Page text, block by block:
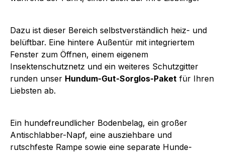
Dazu ist dieser Bereich selbstverständlich heiz- und
belüftbar. Eine hintere Außentür mit integriertem
Fenster zum Öffnen, einem eigenem
Insektenschutznetz und ein weiteres Schutzgitter
runden unser Hundum-Gut-Sorglos-Paket für Ihren
Liebsten ab.
Ein hundefreundlicher Bodenbelag, ein großer
Antischlabber-Napf, eine ausziehbare und
rutschfeste Rampe sowie eine separate Hunde-